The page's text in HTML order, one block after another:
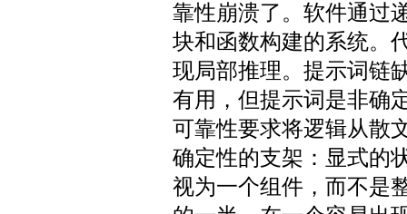
靠性崩溃了。软件通过
块和函数构建的系统。
现局部推理。提示词链
有用，但提示词是非确
可靠性要求将逻辑从散
确定性的支架：显式的
视为一个组件，而不是